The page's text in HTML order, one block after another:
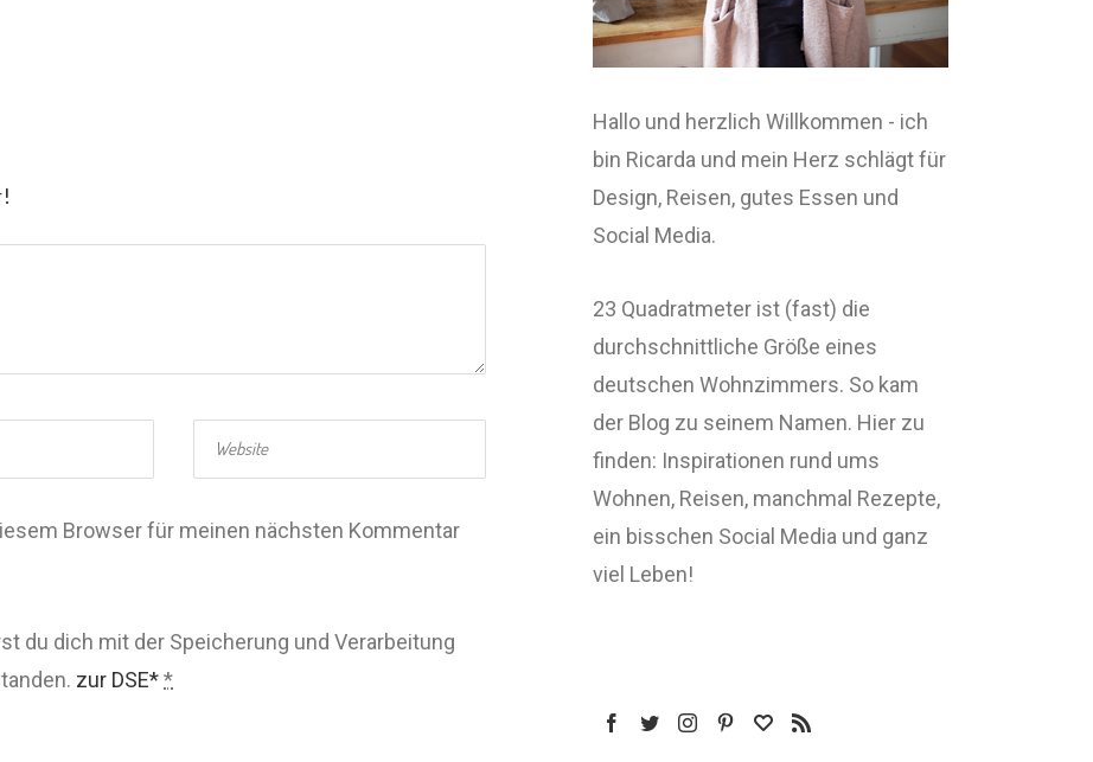
Browser für meinen nächsten Kommentar
du dich mit der Speicherung und Verarbeitung
zur DSE**
Hallo und herzlich Willkommen - ich
bin Ricarda und mein Herz schlägt für
Design, Reisen, gutes Essen und
Social Media.
23 Quadratmeter ist (fast) die
durchschnittliche Größe eines
deutschen Wohnzimmers. So kam
der Blog zu seinem Namen. Hier zu
finden: Inspirationen rund ums
Wohnen, Reisen, manchmal Rezepte,
ein bisschen Social Media und ganz
viel Leben!